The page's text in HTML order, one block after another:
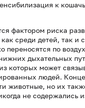
к
фактором риска
среди детей, так и
переносятся по
дыхательных
которых может
людей.
животные, но их
не содержались